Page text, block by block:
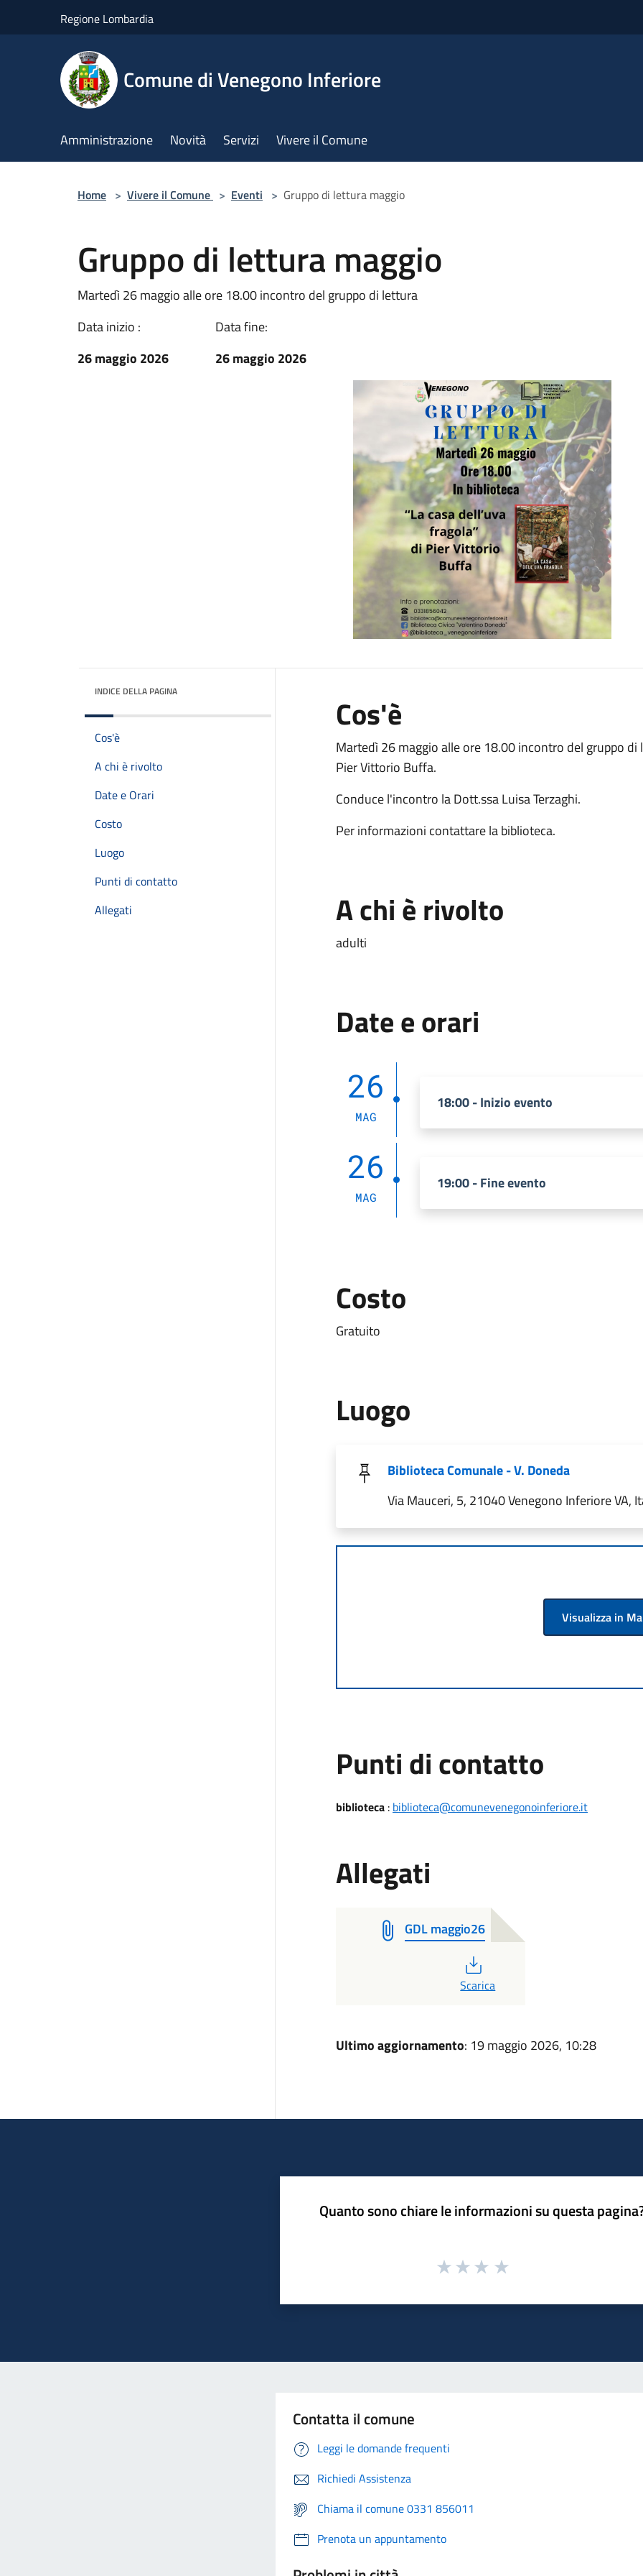
Regione Lombardia
Comune di Venegono Inferiore
Amministrazione Novità Servizi Vivere il Comune
Home > Vivere il Comune > Eventi > Gruppo di lettura maggio
Gruppo di lettura maggio
Martedì 26 maggio alle ore 18.00 incontro del gruppo di lettura
Data inizio :
26 maggio 2026
Data fine:
26 maggio 2026
INDICE DELLA PAGINA
Cos'è
A chi è rivolto
Date e Orari
Costo
Luogo
Punti di contatto
Allegati
Cos'è
Martedì 26 maggio alle ore 18.00 incontro del gruppo
Pier Vittorio Buffa.
Conduce l'incontro la Dott.ssa Luisa Terzaghi.
Per informazioni contattare la biblioteca.
A chi è rivolto
adulti
Date e orari
26
MAG
18:00 - Inizio evento
26
MAG
19:00 - Fine evento
Costo
Gratuito
Luogo
Biblioteca Comunale - V. Doneda
Via Mauceri, 5, 21040 Venegono Inferiore VA,
Visualizza in
Punti di contatto
biblioteca: biblioteca@comunevenegonoinferiore.it
Allegati
GDL maggio26
PDF
Scarica
Ultimo aggiornamento: 19 maggio 2026, 10:28
Quanto sono chiare le informazioni su questa
Contatta il comune
Leggi le domande frequenti
Richiedi Assistenza
Chiama il comune 0331 856011
Prenota un appuntamento